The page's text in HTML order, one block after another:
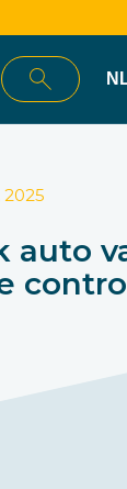
2025
auto